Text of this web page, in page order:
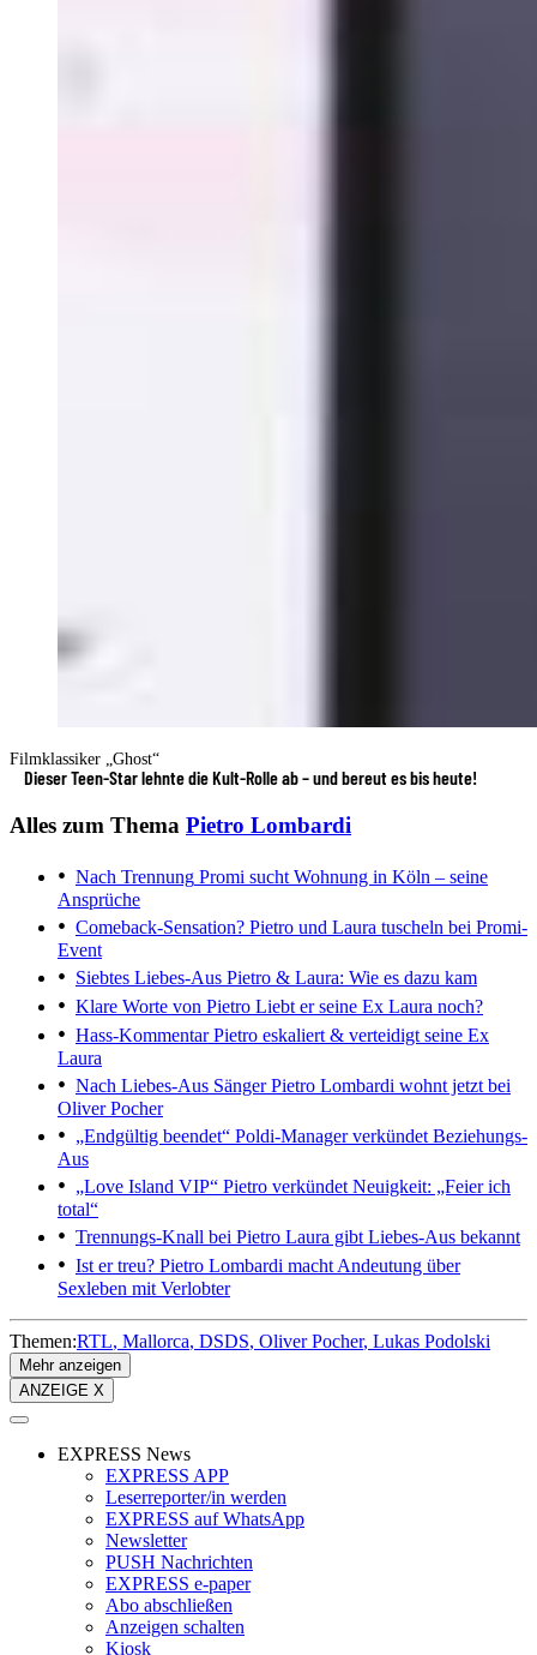
Filmklassiker „Ghost“
Dieser Teen-Star lehnte die Kult-Rolle ab – und bereut es bis heute!
Alles zum Thema Pietro Lombardi
Nach Trennung Promi sucht Wohnung in Köln – seine
Ansprüche
Comeback-Sensation? Pietro und Laura tuscheln bei Promi-
Event
Siebtes Liebes-Aus Pietro & Laura: Wie es dazu kam
Klare Worte von Pietro Liebt er seine Ex Laura noch?
Hass-KommentarPietro eskaliert & verteidigt seine Ex
Laura
Nach Liebes-Aus Sänger Pietro Lombardi wohnt jetzt bei
Oliver Pocher
„Endgültig beendet“ Poldi-Manager verkündet Beziehungs-
Aus
„Love Island VIP“ Pietro verkündet Neuigkeit: „Feier ich
total“
Trennungs-Knall bei Pietro Laura gibt Liebes-Aus bekannt
Ist er treu? Pietro Lombardi macht Andeutung über
Sexleben mit Verlobter
Themen:RTL Mallorca DSDS Oliver Pocher Lukas Podolski
Mehr anzeigen
ANZEIGE X
EXPRESS News
EXPRESS APP
Leserreporter/in werden
EXPRESS auf WhatsApp
Newsletter
PUSH Nachrichten
EXPRESS e-paper
Abo abschließen
Anzeigen schalten
Kiosk